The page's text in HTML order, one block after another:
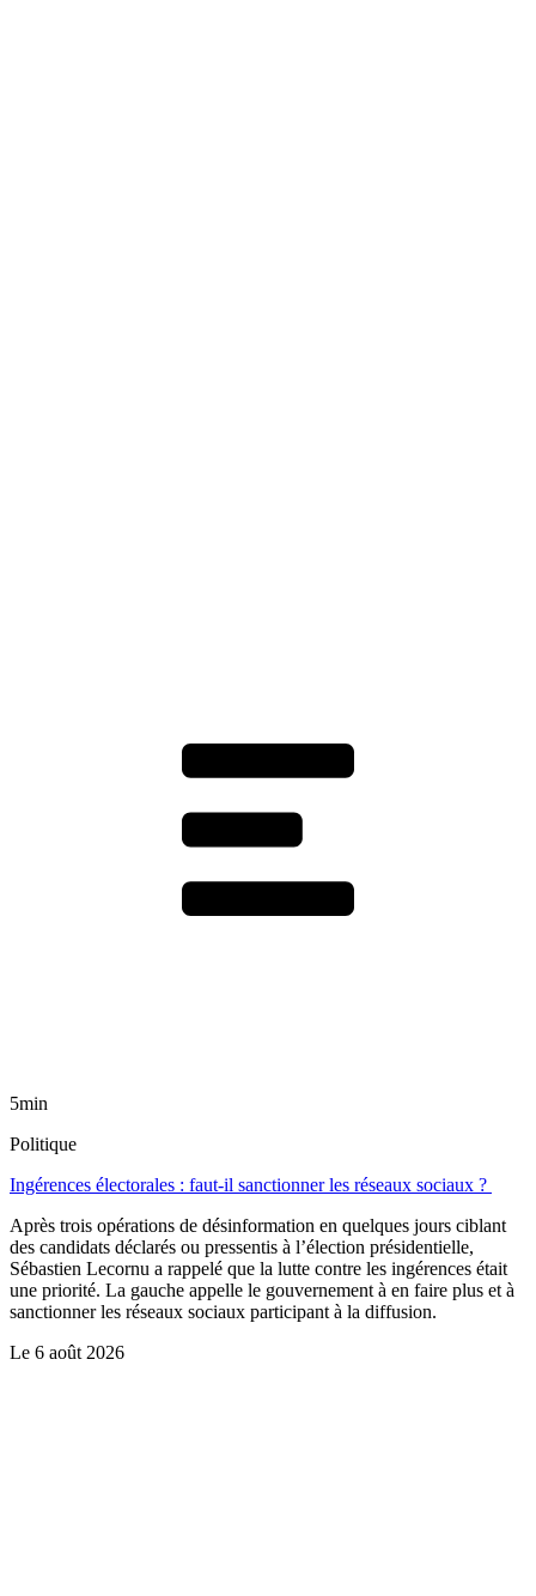
5min
Politique
Ingérences électorales : faut-il sanctionner les réseaux sociaux ?
Après trois opérations de désinformation en quelques jours ciblant
des candidats déclarés ou pressentis à l’élection présidentielle,
Sébastien Lecornu a rappelé que la lutte contre les ingérences était
une priorité. La gauche appelle le gouvernement à en faire plus et à
sanctionner les réseaux sociaux participant à la diffusion.
Le 6 août 2026